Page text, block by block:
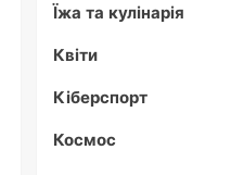
Їжа та кулінарія
Квіти
Кіберспорт
Космос